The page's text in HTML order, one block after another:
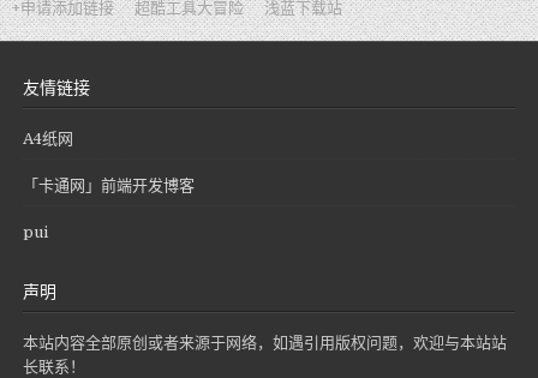
+申请添加链接 超酷工具大冒险 浅蓝下载站
友情链接
A4纸网
「卡通网」前端开发博客
pui
声明
本站内容全部原创或者来源于网络，如遇引用版权问题，欢迎与本站站
长联系！